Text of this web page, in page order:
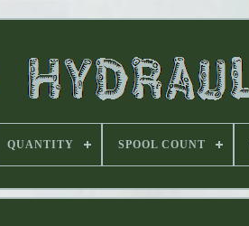
QUANTITY SPOOL COUNT